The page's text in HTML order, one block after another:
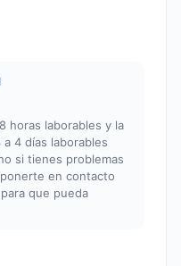
horas laborables y la
4 días laborables
si tienes problemas
en contacto
para que pueda